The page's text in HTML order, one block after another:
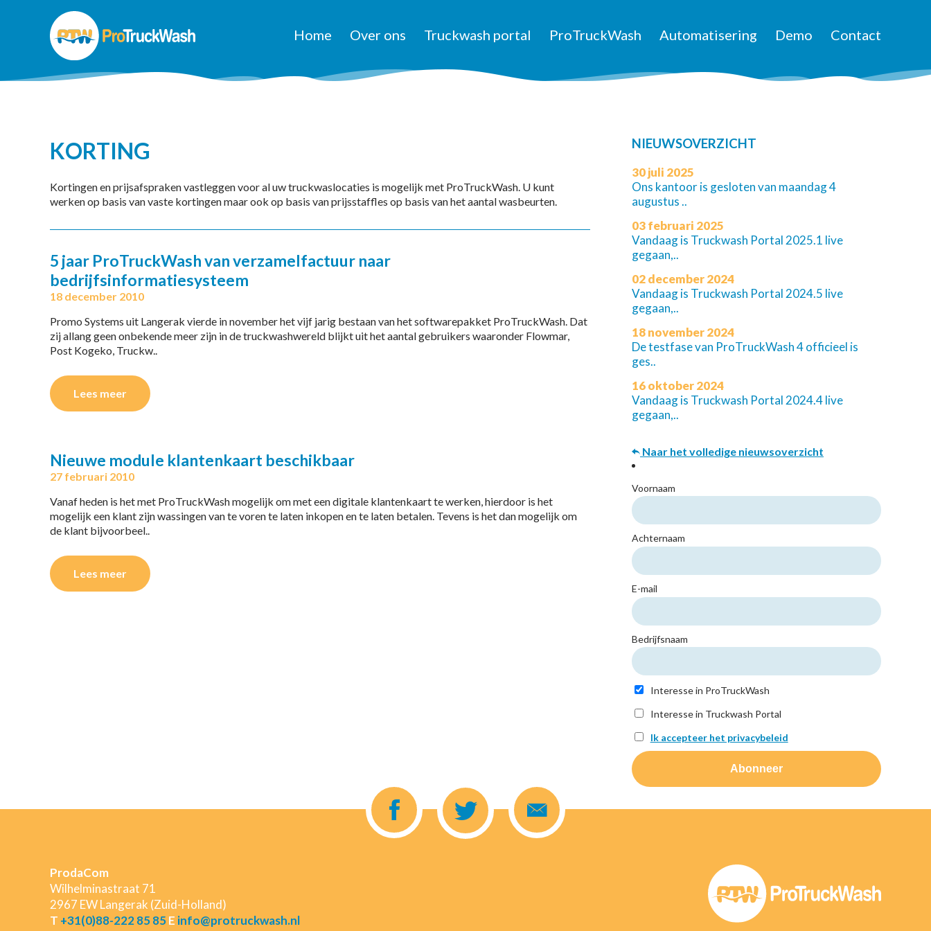
Home Over ons Truckwash portal ProTruckWash Automatisering Demo Contact
KORTING
Kortingen en prijsafspraken vastleggen voor al uw truckwaslocaties is mogelijk met ProTruckWash. U kunt
werken op basis van vaste kortingen maar ook op basis van prijsstaffles op basis van het aantal wasbeurten.
5 jaar ProTruckWash van verzamelfactuur naar
bedrijfsinformatiesysteem
18 december 2010
Promo Systems uit Langerak vierde in november het vijf jarig bestaan van het softwarepakket ProTruckWash. Dat
zij allang geen onbekende meer zijn in de truckwashwereld blijkt uit het aantal gebruikers waaronder Flowmar,
Post Kogeko, Truckw..
Lees meer
Nieuwe module klantenkaart beschikbaar
27 februari 2010
Vanaf heden is het met ProTruckWash mogelijk om met een digitale klantenkaart te werken, hierdoor is het
mogelijk een klant zijn wassingen van te voren te laten inkopen en te laten betalen. Tevens is het dan mogelijk om
de klant bijvoorbeel..
Lees meer
NIEUWSOVERZICHT
30 juli 2025
Ons kantoor is gesloten van maandag 4
augustus ..
03 februari 2025
Vandaag is Truckwash Portal 2025.1 live
gegaan,..
02 december 2024
Vandaag is Truckwash Portal 2024.5 live
gegaan,..
18 november 2024
De testfase van ProTruckWash 4 officieel is
ges..
16 oktober 2024
Vandaag is Truckwash Portal 2024.4 live
gegaan,..
Naar het volledige nieuwsoverzicht
Voornaam
Achternaam
E-mail
Bedrijfsnaam
Interesse in ProTruckWash
Interesse in Truckwash Portal
Ik accepteer het privacybeleid
ProdaCom
Wilhelminastraat 71
2967 EW Langerak (Zuid-Holland)
T +31(0)88-222 85 85E info@protruckwash.nl